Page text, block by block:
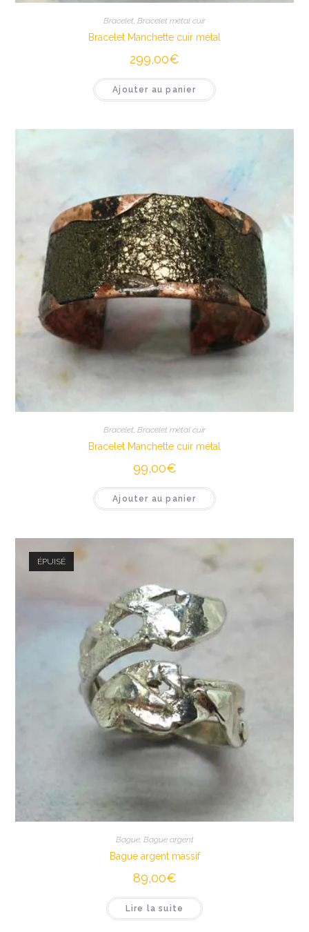
Bracelet, Bracelet métal cuir
Bracelet Manchette cuir métal
299,00€
Ajouter au panier
Bracelet, Bracelet métal cuir
Bracelet Manchette cuir métal
99,00€
Ajouter au panier
ÉPUISÉ
Bague, Bague argent
Bague argent massif
89,00€
Lire la suite